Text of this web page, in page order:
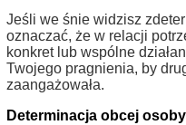
Jeśli we śnie widzisz
oznaczać, że w relacji
konkret lub wspólne
Twojego pragnienia, by
zaangażowała.
Determinacja obcej osoby